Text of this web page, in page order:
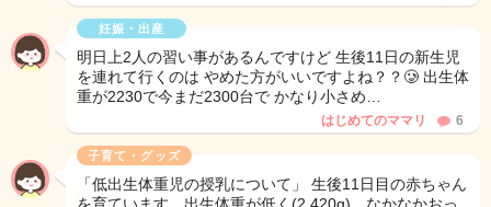
妊娠・出産
明日上2人の習い事があるんですけど 生後11日の新生児
を連れて行くのは やめた方がいいですよね？？🥲 出生体
重が2230で今まだ2300台で かなり小さめ…
はじめてのママリ 6
子育て・グッズ
「低出生体重児の授乳について」 生後11日目の赤ちゃん